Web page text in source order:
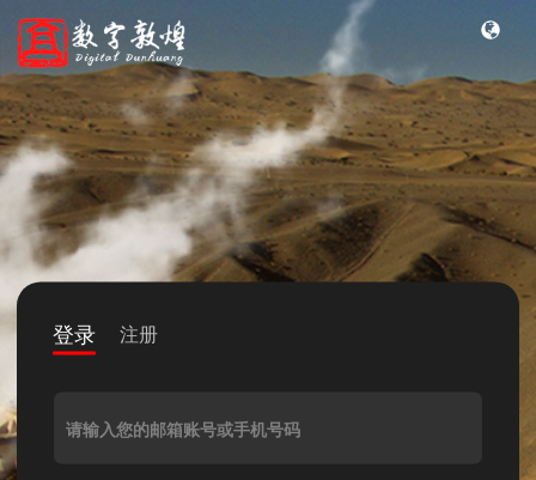
登录 注册
请输入您的邮箱账号或手机号码